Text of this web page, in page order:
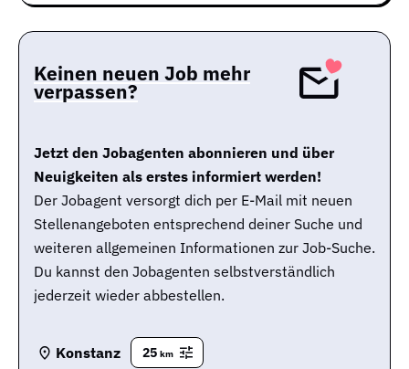
Keinen neuen Job mehr
verpassen?
Jetzt den Jobagenten abonnieren und über
Neuigkeiten als erstes informiert werden!
Der Jobagent versorgt dich per E-Mail mit neuen
Stellenangeboten entsprechend deiner Suche und
weiteren allgemeinen Informationen zur Job-Suche.
Du kannst den Jobagenten selbstverständlich
jederzeit wieder abbestellen.
Konstanz 25 km